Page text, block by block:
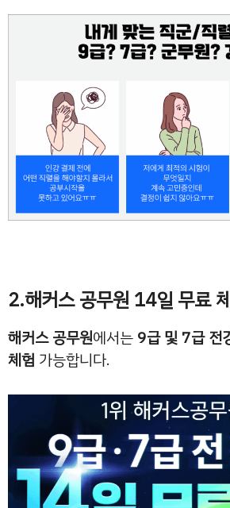
2.해커스 공무원 14일 무료
해커스 공무원에서는 9급 및 7급 전
체험 가능합니다.